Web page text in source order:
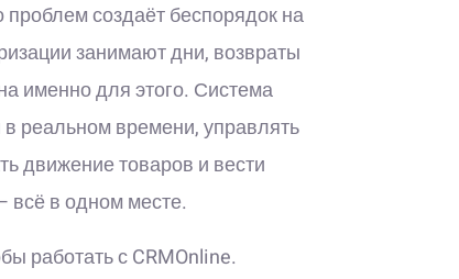
создаёт беспорядок на
занимают дни, возвраты
именно для этого. Система
в реальном времени, управлять
движение товаров и вести
всё в одном месте.
работать с CRMOnline.